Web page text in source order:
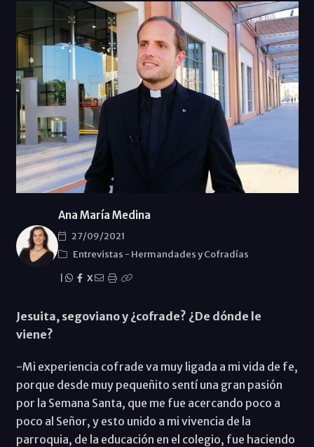
Ana María Medina
27/09/2021
Entrevistas - Hermandades y Cofradías
X
Jesuita, segoviano y ¿cofrade? ¿De dónde le
viene?
-Mi experiencia cofrade va muy ligada a mi vida de fe,
porque desde muy pequeñito sentí una gran pasión
por la Semana Santa, que me fue acercando poco a
poco al Señor, y esto unido a mi vivencia de la
parroquia, de la educación en el colegio, fue haciendo